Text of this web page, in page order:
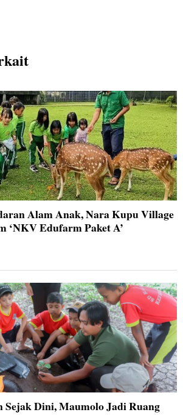
Alam Anak, Nara Kupu Village
‘NKV Edufarm Paket A’
Sejak Dini, Maumolo Jadi Ruang